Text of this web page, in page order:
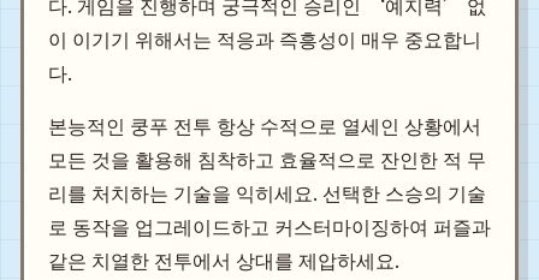
이 이기기 위해서는 적응과 즉흥성이 매우 중요합니
다.
본능적인 쿵푸 전투 항상 수적으로 열세인 상황에서
모든 것을 활용해 침착하고 효율적으로 잔인한 적 무
리를 처치하는 기술을 익히세요. 선택한 스승의 기술
로 동작을 업그레이드하고 커스터마이징하여 퍼즐과
같은 치열한 전투에서 상대를 제압하세요.